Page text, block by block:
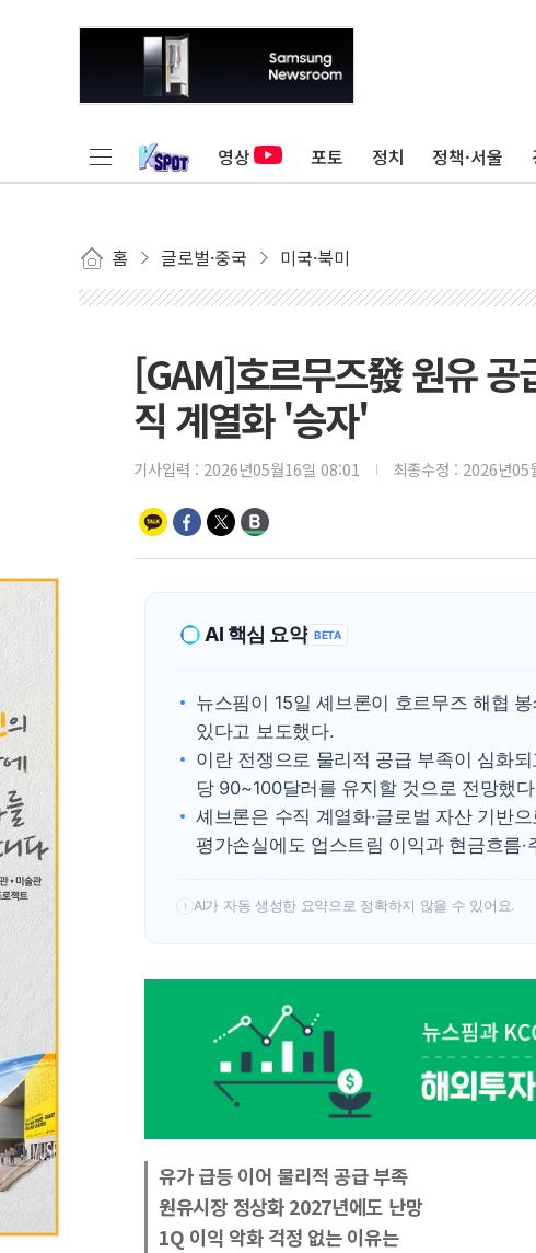
영상 포토 정치 정책·서울
홈 글로벌·중국 미국·북미
[GAM]호르무즈發 원유
직 계열화 '승자'
기사입력 : 2026년05월16일 08:01 최종수정 : 2026년05
AI 핵심 요약 BETA
뉴스핌이 15일 셰브론이 호르무즈 해협
있다고 보도했다.
이란 전쟁으로 물리적 공급 부족이 심화
당 90~100달러를 유지할 것으로 전망했
셰브론은 수직 계열화·글로벌 자산 기반
평가손실에도 업스트림 이익과 현금흐름
! AI가 자동 생성한 요약으로 정확하지 않을 수 있어요.
유가 급등 이어 물리적 공급 부족
원유시장 정상화 2027년에도 난망
1Q 이익 악화 걱정 없는 이유는